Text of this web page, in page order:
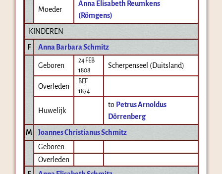
Moeder
Anna Elisabeth Reumkens
(Römgens)
KINDEREN
F
Anna Barbara Schmitz
Geboren
24 FEB
1808
Scherpenseel (Duitsland)
Overleden
BEF
1874
Huwelijk
to Petrus Arnoldus
Dörrenberg
M
Joannes Christianus Schmitz
Geboren
Overleden